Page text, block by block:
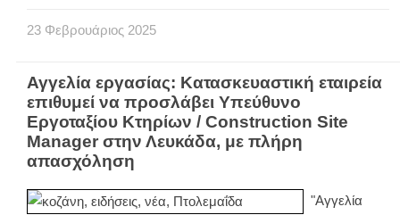
23 Φεβρουάριος 2025
Αγγελία εργασίας: Κατασκευαστική εταιρεία
επιθυμεί να προσλάβει Υπεύθυνο
Εργοταξίου Κτηρίων / Construction Site
Manager στην Λευκάδα, με πλήρη
απασχόληση
"Αγγελία